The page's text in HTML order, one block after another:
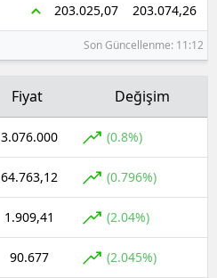
203.025,07 203.074,26
Son Güncellenme: 11:12
Fiyat Değişim
3.076.000 (0.8%)
64.763,12 (0.796%)
1.909,41 (2.04%)
90.677 (2.045%)